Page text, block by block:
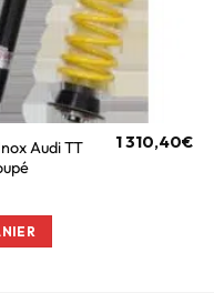
Audi TT
1 310,40€